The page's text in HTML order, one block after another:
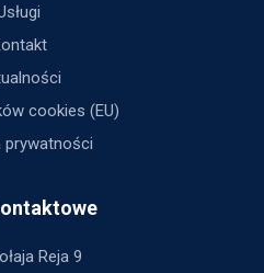
cookies (EU)
prywatności
Reja 9